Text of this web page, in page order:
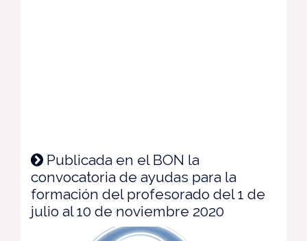
Publicada en el BON la
convocatoria de ayudas para la
formación del profesorado del 1 de
julio al 10 de noviembre 2020